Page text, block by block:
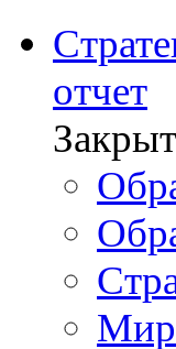
отчет